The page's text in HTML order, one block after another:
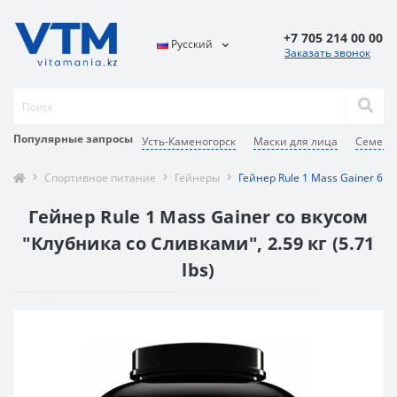
Популярные запросы Усть-Каменогорск Маски для лица Семей
Русский +7 705 214 00 00
Заказать звонок
Спортивное питание Гейнеры Гейнер Rule 1 Mass Gainer 6
Гейнер Rule 1 Mass Gainer со вкусом
"Клубника со Сливками", 2.59 кг (5.71
lbs)